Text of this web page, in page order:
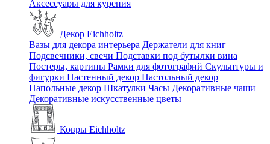
Аксессуары для курения
Декор Eichholtz
Вазы для декора интерьера Держатели для книг
Подсвечники, свечи Подставки под бутылки вина
Постеры, картины Рамки для фотографий Скульптуры и
фигурки Настенный декор Настольный декор
Напольные декор Шкатулки Часы Декоративные чаши
Декоративные искусственные цветы
Ковры Eichholtz